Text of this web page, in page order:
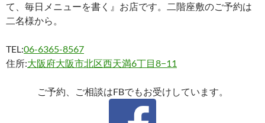
て、毎日メニューを書く』お店です。二階座敷のご予約は
二名様から。
TEL:06-6365-8567
住所:大阪府大阪市北区西天満6丁目8−11
ご予約、ご相談はFBでもお受けしています。